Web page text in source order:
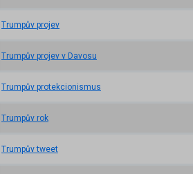
Trumpův projev
Trumpův projev v Davosu
Trumpův protekcionismus
Trumpův rok
Trumpův tweet